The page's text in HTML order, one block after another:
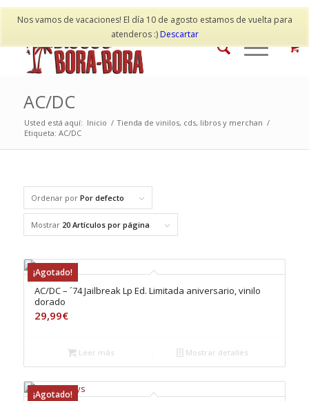
Nos vamos de vacaciones! El día 10 de agosto estamos de vuelta para
atenderos :)Descartar
Mi cuenta Contacto
AC/DC
Usted está aquí: Inicio / Tienda de vinilos, cds, libros y merchan /
Etiqueta: AC/DC
Ordenar por Por defecto
Mostrar 20 Artículos por página
¡Agotado!
AC/DC – ´74 Jailbreak Lp Ed. Limitada aniversario, vinilo
dorado
29,99€
Leer más Mostrar detalles
¡Agotado!